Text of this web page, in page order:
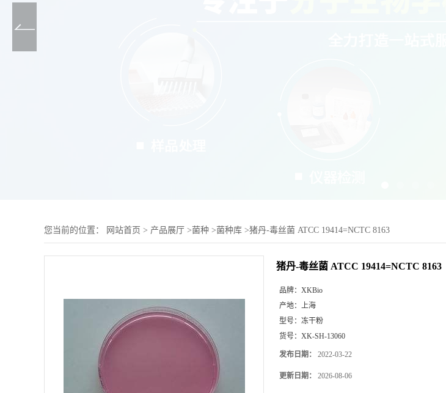
您当前的位置： 网站首页 > 产品展厅 >菌种 >菌种库 >猪丹-毒丝菌 ATCC 19414=NCTC 8163
猪丹-毒丝菌 ATCC 19414=NCTC 8163
品牌： XKBio
产地： 上海
型号： 冻干粉
货号： XK-SH-13060
发布日期： 2022-03-22
更新日期： 2026-08-06